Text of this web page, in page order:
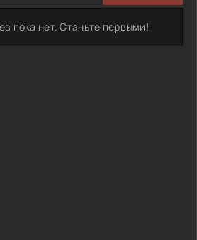
пока нет. Станьте первыми!